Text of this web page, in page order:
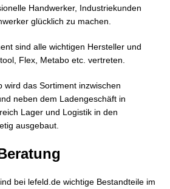
Handwerker, Industriekunden
glücklich zu machen.
sind alle wichtigen Hersteller und
Flex, Metabo etc. vertreten.
wird das Sortiment inzwischen
neben dem Ladengeschäft in
Lager und Logistik in den
ausgebaut.
bei lefeld.de wichtige Bestandteile im